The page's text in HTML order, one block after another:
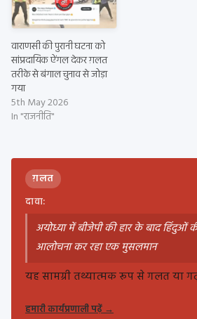
वाराणसी की पुरानी घटना को
सांप्रदायिक ऐंगल देकर ग़लत
तरीके से बंगाल चुनाव से जोड़ा
गया
5th May 2026
In "राजनीति"
ग़लत
दावा:
अयोध्या में बीजेपी की हार के बाद हिंदुओं
आलोचना कर रहा एक मुसलमान
यह सामग्री तथ्यात्मक रूप से गलत या
हमारी कार्यप्रणाली पढ़ें→